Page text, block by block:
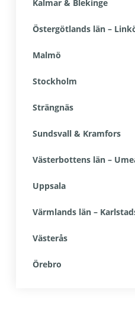
Kalmar & Blekinge
Östergötlands län –
Malmö
Stockholm
Strängnäs
Sundsvall & Kramfors
Västerbottens län –
Uppsala
Värmlands län –
Västerås
Örebro